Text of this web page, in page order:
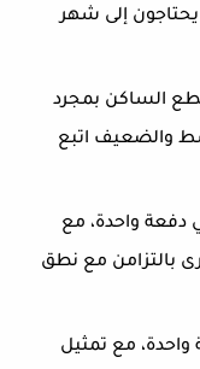
إلى شهر
الساكن بمجرد
والضعيف اتبع
دفعة واحدة، مع
بالتزامن مع نطق
واحدة، مع تمثيل